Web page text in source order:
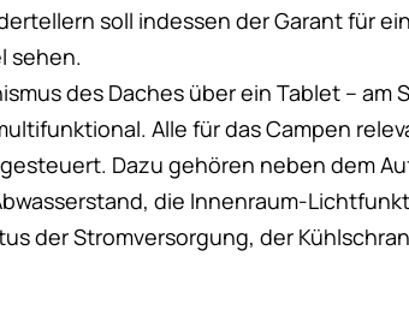
soll indessen der Garant für
sehen.
des Daches über ein Tablet – am
Alle für das Campen
Dazu gehören neben dem
die Innenraum-
der Stromversorgung, der